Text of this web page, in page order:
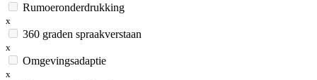
Rumoeronderdrukking
x
360 graden spraakverstaan
x
Omgevingsadaptie
x